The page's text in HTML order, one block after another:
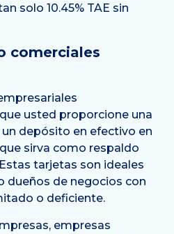
solo 10.45% TAE sin
comerciales
usted proporcione una
depósito en efectivo en
sirva como respaldo
tarjetas son ideales
dueños de negocios con
o deficiente.
empresas